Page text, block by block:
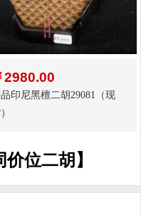
2980.00
印尼黑檀二胡29081（现
价位二胡】